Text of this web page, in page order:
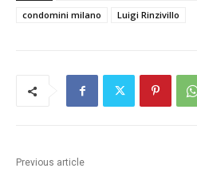
condomini milano
Luigi Rinzivillo
Previous article